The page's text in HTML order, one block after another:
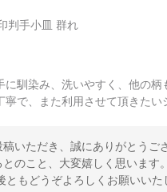
判手小皿 群れ
馴染み、洗いやすく、他の
で、また利用させて頂きたい
いただき、誠にありがとうご
のこと、大変嬉しく思います
ともどうぞよろしくお願いいた